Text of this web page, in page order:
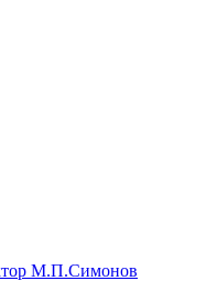
М.П.Симонов